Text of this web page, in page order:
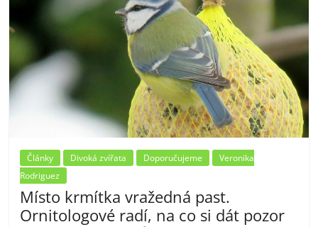
Články Divoká zvířata Doporučujeme
Veronika
Rodriguez
Místo krmítka vražedná past.
Ornitologové radí, na co si dát pozor